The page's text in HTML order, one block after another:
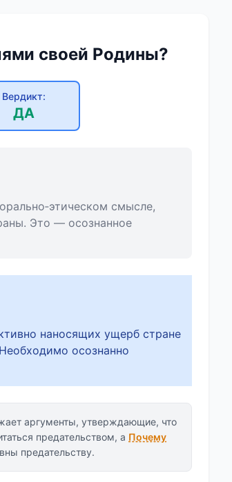
своей Родины?
Вердикт:
ДА
смысле,
Это — осознанное
наносящих ущерб стране
осознанно
аргументы, утверждающие, что
предательством, а Почему
предательству.